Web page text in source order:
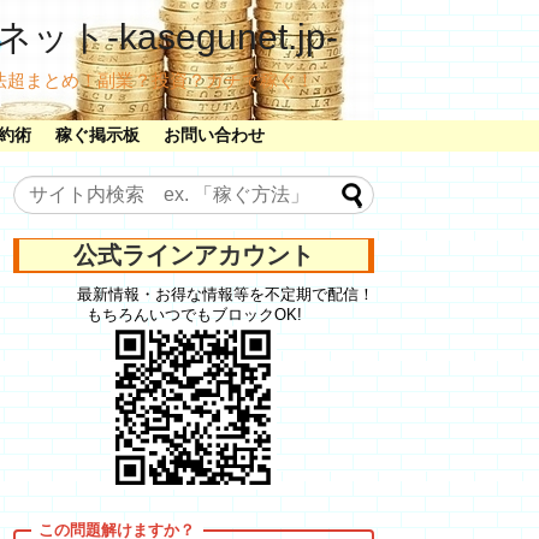
ット-kasegunet.jp-
まとめ！副業？投資？ガチで稼ぐ！
術 稼ぐ掲示板 お問い合わせ
公式ラインアカウント
最新情報・お得な情報等を不定期で配信！
もちろんいつでもブロックOK!